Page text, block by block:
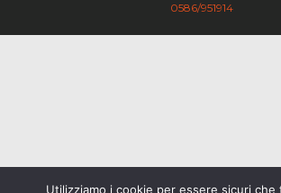
0586/951914
Utilizziamo i cookie per essere sicuri che